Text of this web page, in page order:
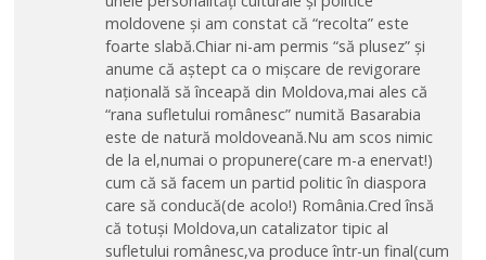
moldovene și am constat că “recolta” este
foarte slabă.Chiar ni-am permis “să plusez” și
anume că aștept ca o mișcare de revigorare
națională să înceapă din Moldova,mai ales că
“rana sufletului românesc” numită Basarabia
este de natură moldoveană.Nu am scos nimic
de la el,numai o propunere(care m-a enervat!)
cum că să facem un partid politic în diaspora
care să conducă(de acolo!) România.Cred însă
că totuși Moldova,un catalizator tipic al
sufletului românesc,va produce într-un final(cum